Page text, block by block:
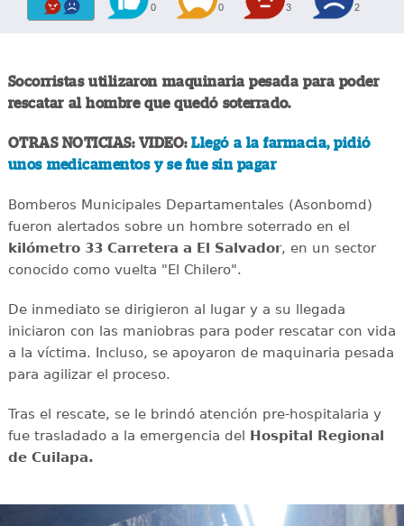
0 0 3 2
Socorristas utilizaron maquinaria pesada para poder
rescatar al hombre que quedó soterrado.
OTRAS NOTICIAS: VIDEO:Llegó a la farmacia, pidió
unos medicamentos y se fue sin pagar
Bomberos Municipales Departamentales (Asonbomd)
fueron alertados sobre un hombre soterrado en el
kilómetro 33 Carretera a El Salvador, en un sector
conocido como vuelta "El Chilero".
De inmediato se dirigieron al lugar y a su llegada
iniciaron con las maniobras para poder rescatar con vida
a la víctima. Incluso, se apoyaron de maquinaria pesada
para agilizar el proceso.
Tras el rescate, se le brindó atención pre-hospitalaria y
fue trasladado a la emergencia del
Hospital Regional
de Cuilapa.